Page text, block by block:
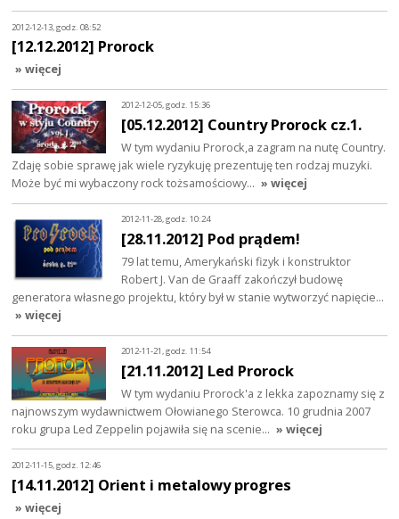
2012-12-13, godz. 08:52
[12.12.2012] Prorock
» więcej
2012-12-05, godz. 15:36
[05.12.2012] Country Prorock cz.1.
W tym wydaniu Prorock,a zagram na nutę Country.
Zdaję sobie sprawę jak wiele ryzykuję prezentuję ten rodzaj muzyki.
Może być mi wybaczony rock tożsamościowy… » więcej
2012-11-28, godz. 10:24
[28.11.2012] Pod prądem!
79 lat temu, Amerykański fizyk i konstruktor
Robert J. Van de Graaff zakończył budowę
generatora własnego projektu, który był w stanie wytworzyć napięcie…
» więcej
2012-11-21, godz. 11:54
[21.11.2012] Led Prorock
W tym wydaniu Prorock'a z lekka zapoznamy się z
najnowszym wydawnictwem Ołowianego Sterowca. 10 grudnia 2007
roku grupa Led Zeppelin pojawiła się na scenie… » więcej
2012-11-15, godz. 12:46
[14.11.2012] Orient i metalowy progres
» więcej